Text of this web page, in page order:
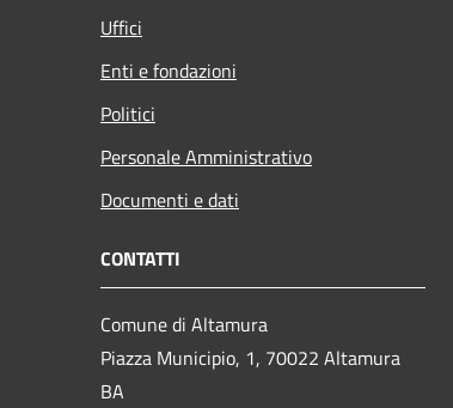
Uffici
Enti e fondazioni
Politici
Personale Amministrativo
Documenti e dati
CONTATTI
Comune di Altamura
Piazza Municipio, 1, 70022 Altamura
BA